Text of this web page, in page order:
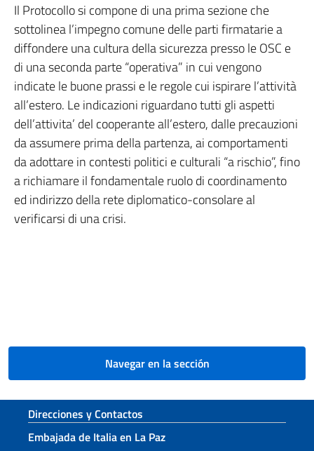
Il Protocollo si compone di una prima sezione che
sottolinea l’impegno comune delle parti firmatarie a
diffondere una cultura della sicurezza presso le OSC e
di una seconda parte “operativa” in cui vengono
indicate le buone prassi e le regole cui ispirare l’attività
all’estero. Le indicazioni riguardano tutti gli aspetti
dell’attivita’ del cooperante all’estero, dalle precauzioni
da assumere prima della partenza, ai comportamenti
da adottare in contesti politici e culturali “a rischio”, fino
a richiamare il fondamentale ruolo di coordinamento
ed indirizzo della rete diplomatico-consolare al
verificarsi di una crisi.
Navegar en la sección
Sezione footer
Direcciones y Contactos
Embajada de Italia en La Paz